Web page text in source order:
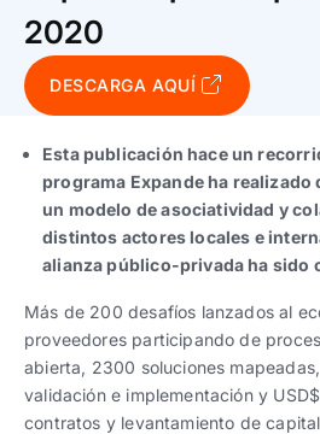
Trabaja con nosotros
Ver todo
Español |
Ver todas
Español|
Ver todas
Español|
progresivos de gestión
Ver todos
Español |
Español
Español
2020
DESCARGA AQUÍ
Esta publicación hace un
programa Expande ha realizado
un modelo de asociatividad y
distintos actores locales e
alianza público-privada ha sido
Más de 200 desafíos lanzados al
proveedores participando de
abierta, 2300 soluciones
validación e implementación y
contratos y levantamiento de